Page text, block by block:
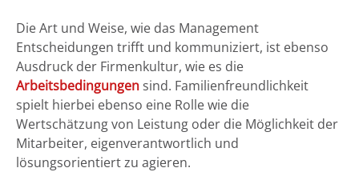
Die Art und Weise, wie das Management
Entscheidungen trifft und kommuniziert, ist ebenso
Ausdruck der Firmenkultur, wie es die
Arbeitsbedingungen sind. Familienfreundlichkeit
spielt hierbei ebenso eine Rolle wie die
Wertschätzung von Leistung oder die Möglichkeit der
Mitarbeiter, eigenverantwortlich und
lösungsorientiert zu agieren.